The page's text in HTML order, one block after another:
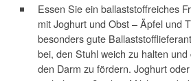
Essen Sie ein ballaststoffreiches
mit Joghurt und Obst – Äpfel und
besonders gute
bei, den Stuhl weich zu halten
den Darm zu fördern. Joghurt